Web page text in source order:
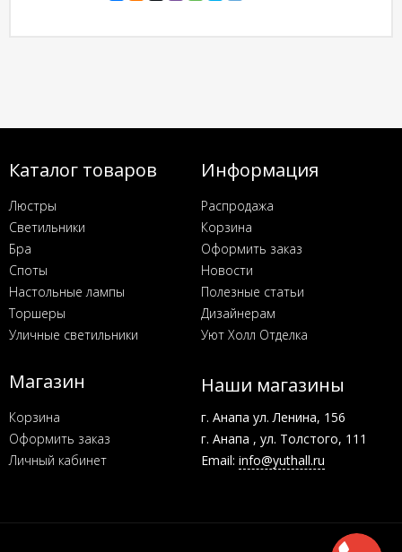
Каталог товаров
Люстры
Светильники
Бра
Споты
Настольные лампы
Торшеры
Уличные светильники
Информация
Распродажа
Корзина
Оформить заказ
Новости
Полезные статьи
Дизайнерам
Уют Холл Отделка
Магазин
Корзина
Оформить заказ
Личный кабинет
Наши магазины
г. Анапа ул. Ленина, 156
г. Анапа , ул. Толстого, 111
Email: info@yuthall.ru